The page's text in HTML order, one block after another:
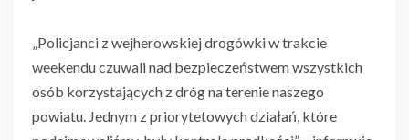
„Policjanci z wejherowskiej drogówki w trakcie
weekendu czuwali nad bezpieczeństwem wszystkich
osób korzystających z dróg na terenie naszego
powiatu. Jednym z priorytetowych działań, które